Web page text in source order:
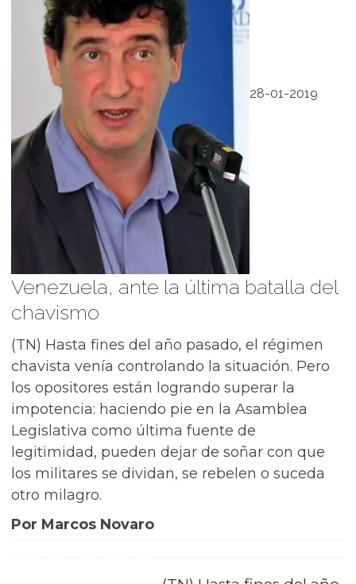
28-01-2019
Venezuela, ante la última batalla del
chavismo
(TN) Hasta fines del año pasado, el régimen
chavista venía controlando la situación. Pero
los opositores están logrando superar la
impotencia: haciendo pie en la Asamblea
Legislativa como última fuente de
legitimidad, pueden dejar de soñar con que
los militares se dividan, se rebelen o suceda
otro milagro.
Por Marcos Novaro